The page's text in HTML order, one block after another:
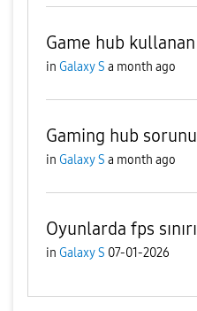
Game hub kullanan
in Galaxy S a month ago
Gaming hub sorunu
in Galaxy S a month ago
Oyunlarda fps sınırı
in Galaxy S 07-01-2026